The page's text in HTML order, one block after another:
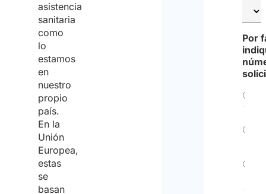
asistencia
sanitaria
como
lo
estamos
en
nuestro
propio
país.
En la
Unión
Europea,
estas
se
basan
Por
1
o